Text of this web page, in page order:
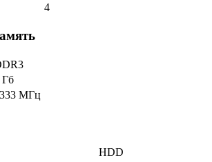
4
Гб
МГц
HDD